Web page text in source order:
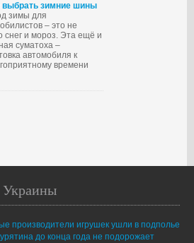
выбрать зимние шины
зимы для
– это не
снег и мороз. Эта ещё и
суматоха –
автомобиля к
времени
производители игрушек ушли в подполье
до конца года не подорожает